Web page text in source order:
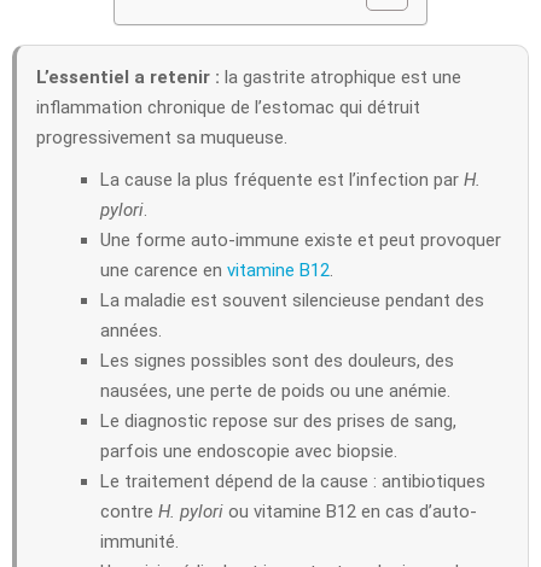
L’essentiel a retenir : la gastrite atrophique est une
inflammation chronique de l’estomac qui détruit
progressivement sa muqueuse.
La cause la plus fréquente est l’infection par H.
pylori
Une forme auto-immune existe et peut provoquer
une carence en vitamine B12
La maladie est souvent silencieuse pendant des
années.
Les signes possibles sont des douleurs, des
nausées, une perte de poids ou une anémie.
Le diagnostic repose sur des prises de sang,
parfois une endoscopie avec biopsie.
Le traitement dépend de la cause : antibiotiques
contre H. pylori ou vitamine B12 en cas d’auto-
immunité.